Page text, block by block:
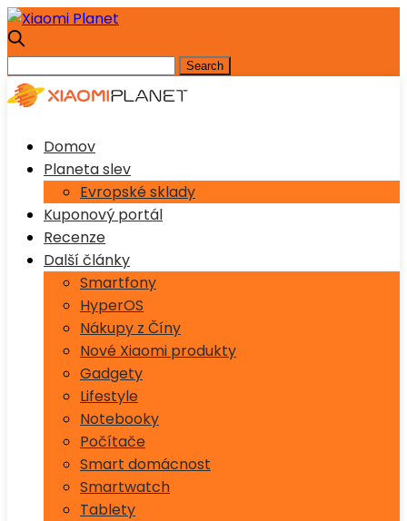
Domov
Planeta slev
Evropské sklady
Kuponový portál
Recenze
Další články
Smartfony
HyperOS
Nákupy z Číny
Nové Xiaomi produkty
Gadgety
Lifestyle
Notebooky
Počítače
Smart domácnost
Smartwatch
Tablety